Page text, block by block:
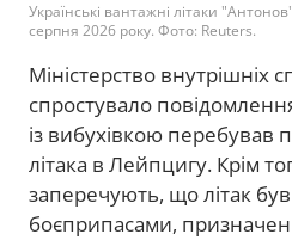
Українські вантажні літаки
серпня 2026 року. Фото: Reuters.
Міністерство внутрішніх
спростувало
із вибухівкою перебував
літака в Лейпцигу. Крім
заперечують, що літак
боєприпасами,